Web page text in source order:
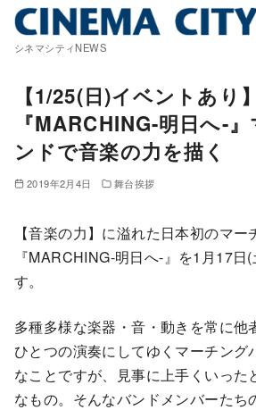
シネマシティNEWS
【1/25(日)イベントあり】
『MARCHING-明日へ-
ンドで音楽の力を描く
2019年2月4日 舞台挨拶
【音楽の力】に溢れた日本初のマー
『MARCHING-明日へ-』を1月17日
す。
多種多様な楽器・音・動きを常に他
ひとつの演奏にしてゆくマーチング
なことですが、見事に上手くいった
なもの。そんなバンドメンバーたち